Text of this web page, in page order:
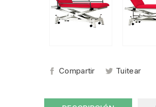
Compartir Tuitear